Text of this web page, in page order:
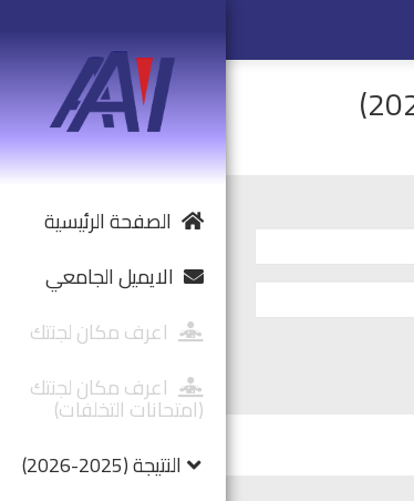
الصفحة الرئيسية
الايميل الجامعي
اعرف مكان لجنتك
اعرف مكان لجنتك
(امتحانات التخلفات)
النتيجة (2025-2026)